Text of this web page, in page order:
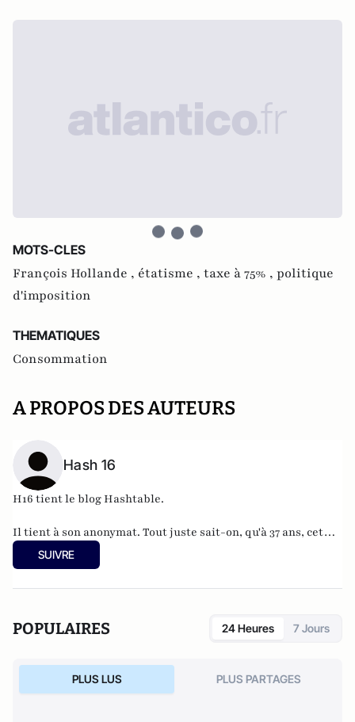
MOTS-CLES
François Hollande , étatisme , taxe à 75% , politique
d'imposition
THEMATIQUES
Consommation
A PROPOS DES AUTEURS
Hash 16
H16 tient le blogHashtable.
Il tient à son anonymat. Tout juste sait-on, qu'à 37 ans, cet
informaticien à l'humour acerbe habite en Belgique et
travaille pour
"une grosse boutique qui produit, gère et
SUIVRE
POPULAIRES 24 Heures 7 Jours
PLUS LUS PLUS PARTAGES